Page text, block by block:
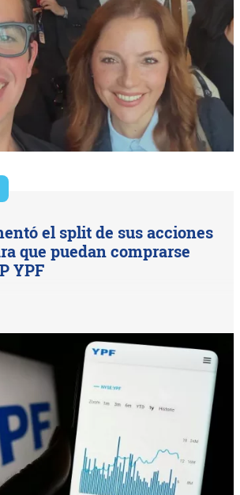
el split de sus acciones
que puedan comprarse
YPF